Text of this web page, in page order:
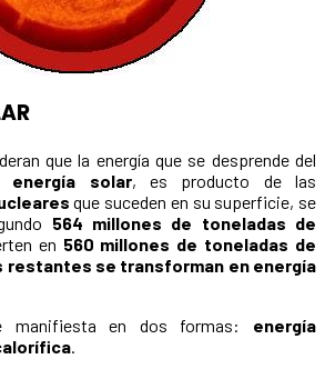
que la energía que se desprende del
energía solar, es producto de las
que suceden en su superficie, se
564 millones de toneladas de
en 560 millones de toneladas de
restantes se transforman en energía
manifiesta en dos formas:
energía
.